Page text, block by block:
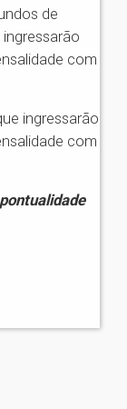
de
com
ingressarão
com